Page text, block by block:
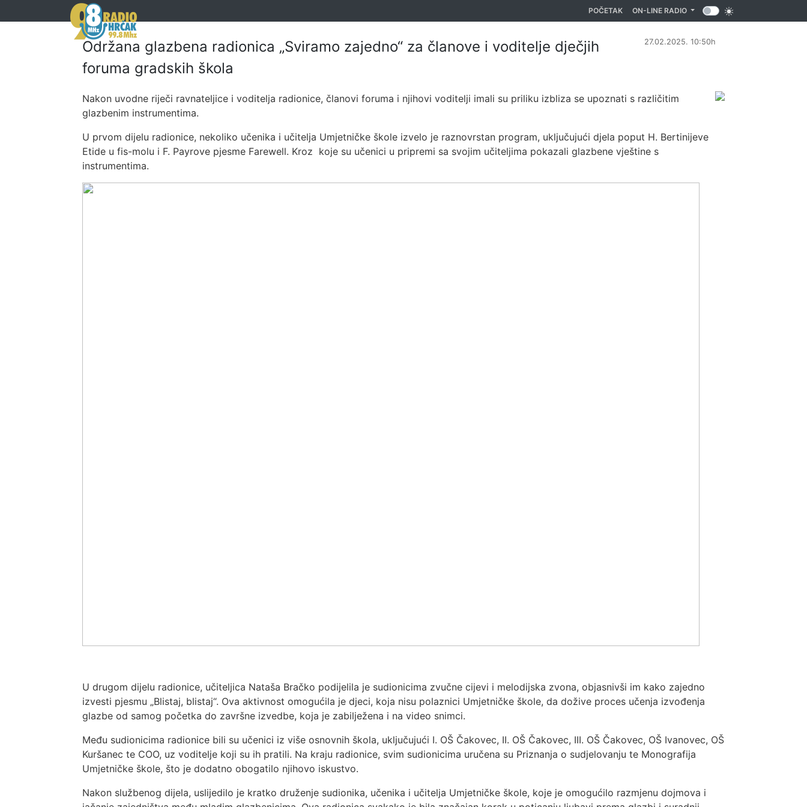
POČETAK(CURRENT)
ON-LINE RADIO
Održana glazbena radionica „Sviramo zajedno“ za članove i voditelje dječjih
foruma gradskih škola
27.02.2025. 10:50h
Nakon uvodne riječi ravnateljice i voditelja radionice, članovi foruma i njihovi voditelji imali su priliku izbliza se upoznati s različitim
glazbenim instrumentima.
U prvom dijelu radionice, nekoliko učenika i učitelja Umjetničke škole izvelo je raznovrstan program, uključujući djela poput H. Bertinijeve
Etide u fis-molu i F. Payrove pjesme Farewell. Kroz koje su učenici u pripremi sa svojim učiteljima pokazali glazbene vještine s
instrumentima.
U drugom dijelu radionice, učiteljica Nataša Bračko podijelila je sudionicima zvučne cijevi i melodijska zvona, objasnivši im kako zajedno
izvesti pjesmu „Blistaj, blistaj“. Ova aktivnost omogućila je djeci, koja nisu polaznici Umjetničke škole, da dožive proces učenja izvođenja
glazbe od samog početka do završne izvedbe, koja je zabilježena i na video snimci.
Među sudionicima radionice bili su učenici iz više osnovnih škola, uključujući I. OŠ Čakovec, II. OŠ Čakovec, III. OŠ Čakovec, OŠ Ivanovec, OŠ
Kuršanec te COO, uz voditelje koji su ih pratili. Na kraju radionice, svim sudionicima uručena su Priznanja o sudjelovanju te Monografija
Umjetničke škole, što je dodatno obogatilo njihovo iskustvo.
Nakon službenog dijela, uslijedilo je kratko druženje sudionika, učenika i učitelja Umjetničke škole, koje je omogućilo razmjenu dojmova i